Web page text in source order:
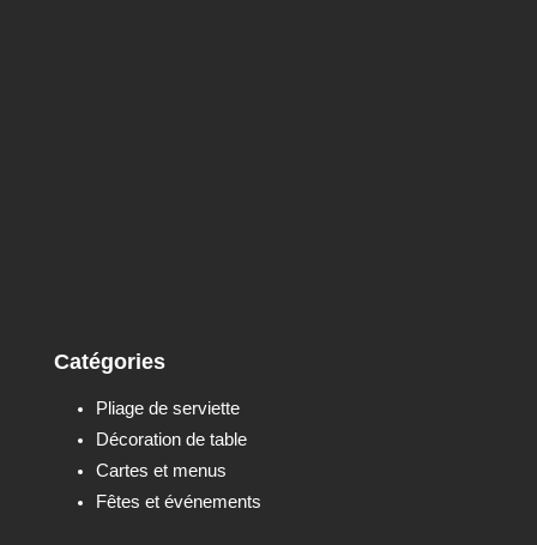
Catégories
Pliage de serviette
Décoration de table
Cartes et menus
Fêtes et événements